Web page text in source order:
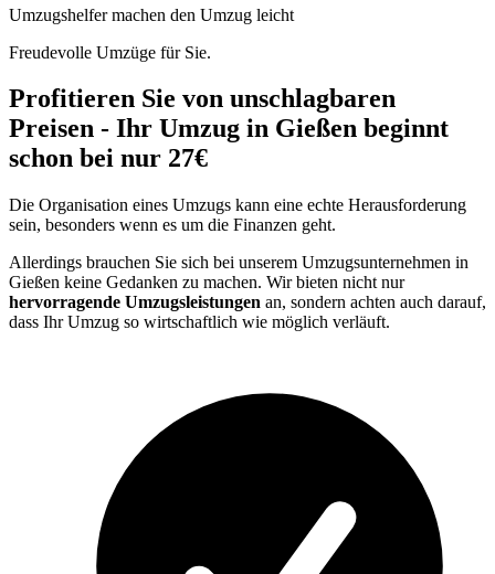
Umzugshelfer machen den Umzug leicht
Freudevolle Umzüge für Sie.
Profitieren Sie von unschlagbaren
Preisen - Ihr Umzug in Gießen beginnt
schon bei nur 27€
Die Organisation eines Umzugs kann eine echte Herausforderung
sein, besonders wenn es um die Finanzen geht.
Allerdings brauchen Sie sich bei unserem Umzugsunternehmen in
Gießen keine Gedanken zu machen. Wir bieten nicht nur
hervorragende Umzugsleistungen an, sondern achten auch darauf,
dass Ihr Umzug so wirtschaftlich wie möglich verläuft.